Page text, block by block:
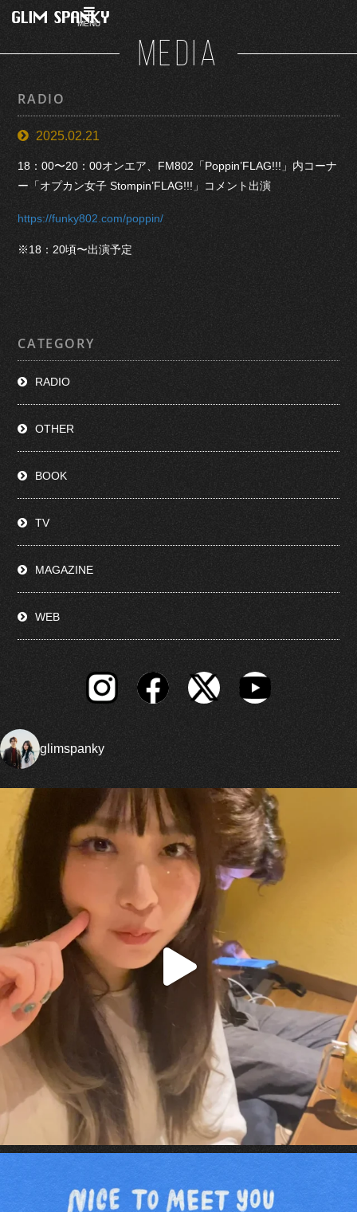
MENU
MEDIA
RADIO
2025.02.21
18：00〜20：00オンエア、FM802「Poppin’FLAG!!!」内コーナ
ー「オプカン女子 Stompin’FLAG!!!」コメント出演
https://funky802.com/poppin/
※18：20頃〜出演予定
CATEGORY
RADIO
OTHER
BOOK
TV
MAGAZINE
WEB
glimspanky